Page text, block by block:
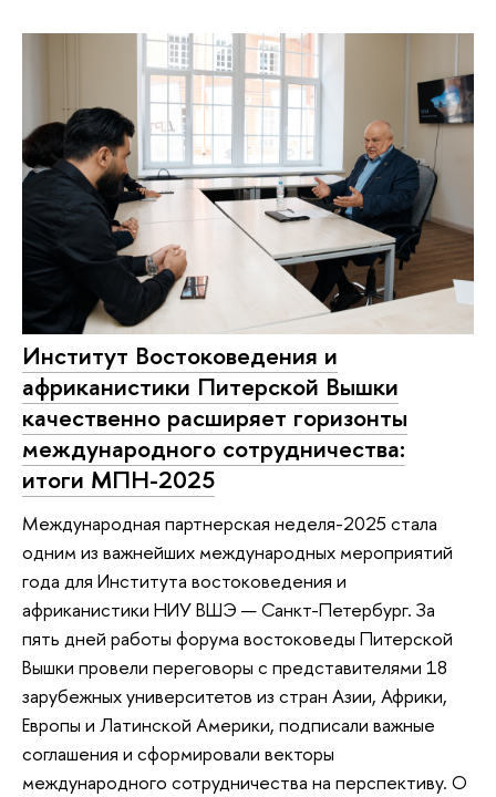
Институт Востоковедения и
африканистики Питерской Вышки
качественно расширяет горизонты
международного сотрудничества:
итоги МПН-2025
Международная партнерская неделя-2025 стала
одним из важнейших международных мероприятий
года для Института востоковедения и
африканистики НИУ ВШЭ — Санкт-Петербург. За
пять дней работы форума востоковеды Питерской
Вышки провели переговоры с представителями 18
зарубежных университетов из стран Азии, Африки,
Европы и Латинской Америки, подписали важные
соглашения и сформировали векторы
международного сотрудничества на перспективу. О